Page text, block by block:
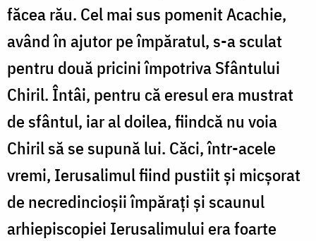
făcea rău. Cel mai sus pomenit Acachie,
având în ajutor pe împăratul, s-a sculat
pentru două pricini împotriva Sfântului
Chiril. Întâi, pentru că eresul era mustrat
de sfântul, iar al doilea, fiindcă nu voia
Chiril să se supună lui. Căci, într-acele
vremi, Ierusalimul fiind pustiit și micșorat
de necredincioșii împărați și scaunul
arhiepiscopiei Ierusalimului era foarte